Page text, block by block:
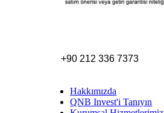
+90 212 336 7373
Hakkımızda
QNB Invest'i Tanıyın